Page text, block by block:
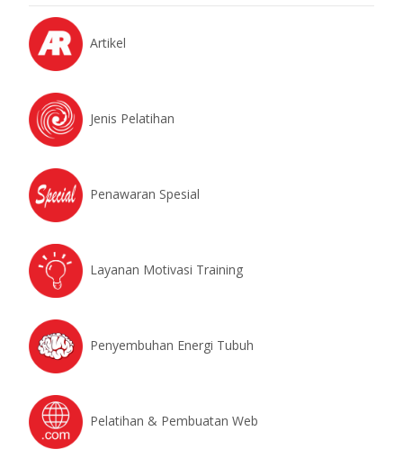
Artikel
Jenis Pelatihan
Penawaran Spesial
Layanan Motivasi Training
Penyembuhan Energi Tubuh
Pelatihan & Pembuatan Web